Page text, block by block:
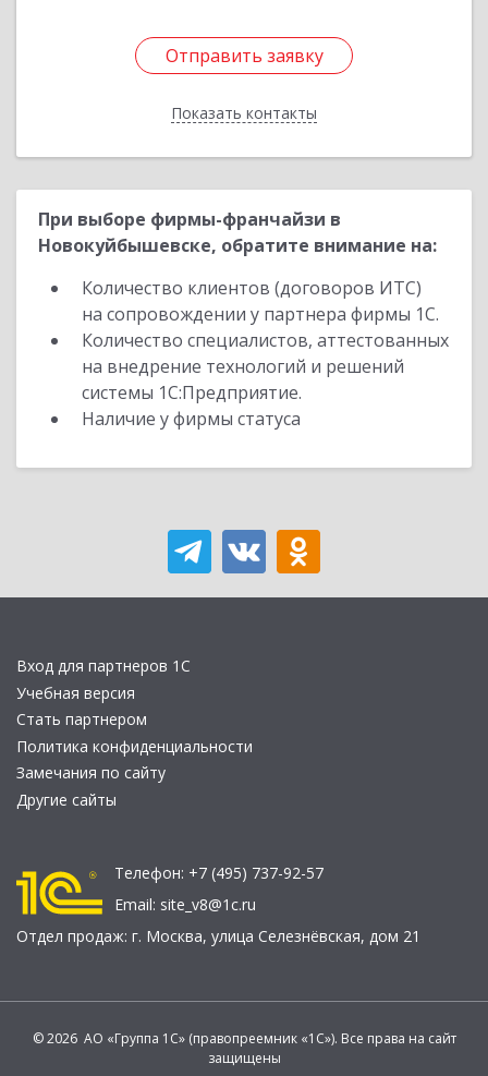
Отправить заявку
Показать контакты
Отправить заявку
Назад
При выборе фирмы-франчайзи в
Новокуйбышевске, обратите внимание на:
Количество клиентов (договоров ИТС)
на сопровождении у партнера фирмы 1С.
Количество специалистов, аттестованных
на внедрение технологий и решений
системы 1С:Предприятие.
Наличие у фирмы статуса
Вход для партнеров 1С
Учебная версия
Стать партнером
Политика конфиденциальности
Замечания по сайту
Другие сайты
Телефон: +7 (495) 737-92-57
Email: site_v8@1c.ru
Отдел продаж: г. Москва, улица Селезнёвская, дом 21
© 2026 АО «Группа 1С» (правопреемник «1С»). Все права на сайт
защищены